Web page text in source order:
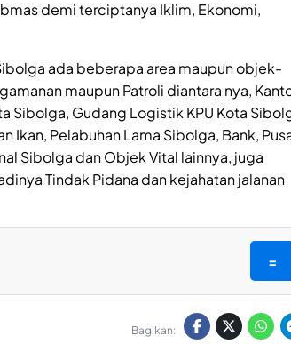
demi terciptanya Iklim, Ekonomi,
ada beberapa area maupun objek-
maupun Patroli diantara nya,
Sibolga, Gudang Logistik KPU Kota
Ikan, Pelabuhan Lama Sibolga, Bank,
Sibolga dan Objek Vital lainnya, juga
Tindak Pidana dan kejahatan jalanan
=
Bagikan: